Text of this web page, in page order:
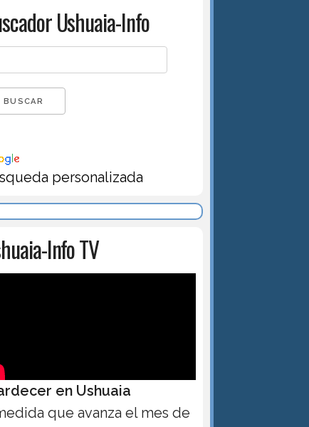
Ushuaia-Info
personalizada
Info TV
en Ushuaia
que avanza el mes de